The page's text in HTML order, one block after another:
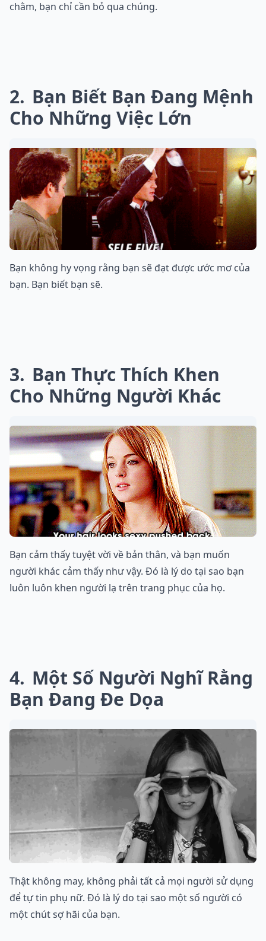
chằm, bạn chỉ cần bỏ qua chúng.
2 Bạn Biết Bạn Đang Mệnh
Cho Những Việc Lớn
Bạn không hy vọng rằng bạn sẽ đạt được ước mơ của
bạn. Bạn biết bạn sẽ.
3 Bạn Thực Thích Khen
Cho Những Người Khác
Bạn cảm thấy tuyệt vời về bản thân, và bạn muốn
người khác cảm thấy như vậy. Đó là lý do tại sao bạn
luôn luôn khen người lạ trên trang phục của họ.
4 Một Số Người Nghĩ Rằng
Bạn Đang Đe Dọa
Thật không may, không phải tất cả mọi người sử dụng
để tự tin phụ nữ. Đó là lý do tại sao một số người có
một chút sợ hãi của bạn.